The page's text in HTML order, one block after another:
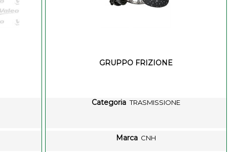
GRUPPO FRIZIONE
Categoria TRASMISSIONE
Marca CNH